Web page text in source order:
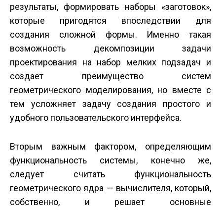
результаты, формировать наборы «заготовок»,
которые пригодятся впоследствии для
создания сложной формы. Именно такая
возможность декомпозиции задачи
проектирования на набор мелких подзадач и
создает преимущество систем
геометрического моделирования, но вместе с
тем усложняет задачу создания простого и
удобного пользовательского интерфейса.
Вторым важным фактором, определяющим
функциональность системы, конечно же,
следует считать функциональность
геометрического ядра — вычислителя, который,
собственно, и решает основные